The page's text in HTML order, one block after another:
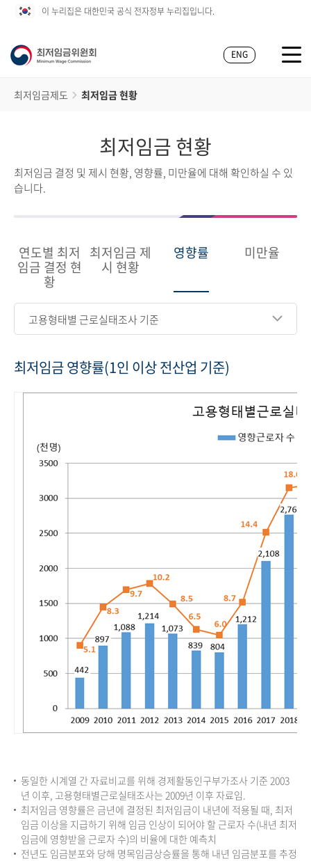
이 누리집은 대한민국 공식 전자정부 누리집입니다.
ENG
최저임금제도 최저임금 현황
최저임금 현황
최저임금 결정 및 제시 현황, 영향률, 미만율에 대해 확인하실 수 있
습니다.
연도별 최저
임금 결정 현
황
최저임금 제
시 현황
영향률 미만율
고용형태별 근로실태조사 기준
최저임금 영향률(1인 이상 전산업 기준)
동일한 시계열 간 자료비교를 위해 경제활동인구부가조사 기준 2003
년 이후, 고용형태별근로실태조사는 2009년 이후 자료임.
최저임금 영향률은 금년에 결정된 최저임금이 내년에 적용될 때, 최저
임금 이상을 지급하기 위해 임금 인상이 되어야 할 근로자 수(내년 최저
임금에 영향받을 근로자 수)의 비율에 대한 예측치
전년도 임금분포와 당해 명목임금상승률을 통해 내년 임금분포를 추정